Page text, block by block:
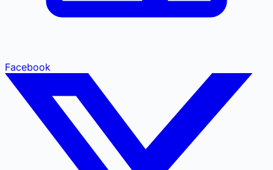
Facebook